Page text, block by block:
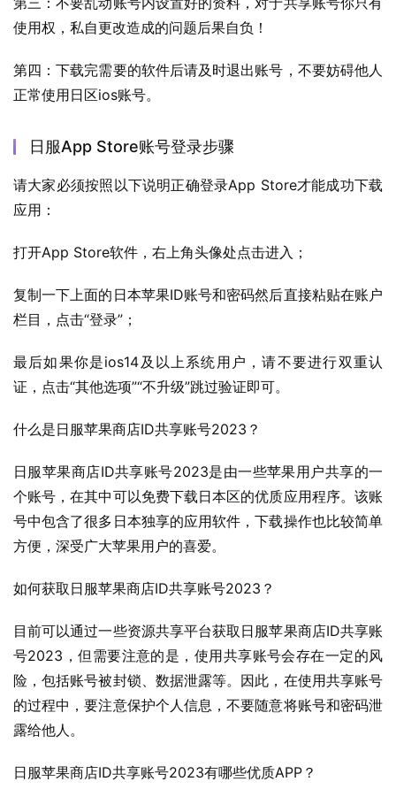
使用权，私自更改造成的问题后果自负！
第四：下载完需要的软件后请及时退出账号，不要妨碍他人
正常使用日区ios账号。
日服App Store账号登录步骤
请大家必须按照以下说明正确登录App Store才能成功下载
应用：
打开App Store软件，右上角头像处点击进入；
复制一下上面的日本苹果ID账号和密码然后直接粘贴在账户
栏目，点击“登录”；
最后如果你是ios14及以上系统用户，请不要进行双重认
证，点击“其他选项”“不升级”跳过验证即可。
什么是日服苹果商店ID共享账号2023？
日服苹果商店ID共享账号2023是由一些苹果用户共享的一
个账号，在其中可以免费下载日本区的优质应用程序。该账
号中包含了很多日本独享的应用软件，下载操作也比较简单
方便，深受广大苹果用户的喜爱。
如何获取日服苹果商店ID共享账号2023？
目前可以通过一些资源共享平台获取日服苹果商店ID共享账
号2023，但需要注意的是，使用共享账号会存在一定的风
险，包括账号被封锁、数据泄露等。因此，在使用共享账号
的过程中，要注意保护个人信息，不要随意将账号和密码泄
露给他人。
日服苹果商店ID共享账号2023有哪些优质APP？